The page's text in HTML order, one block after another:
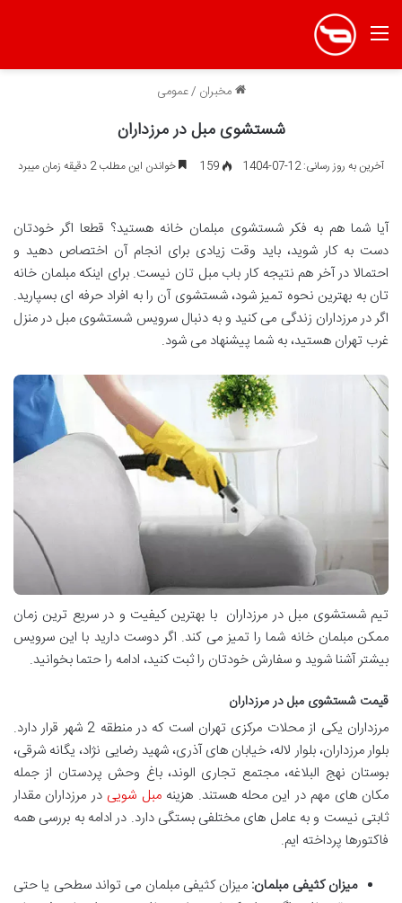
منو
مخبران /عمومی
شستشوی مبل در مرزداران
آخرین به روز رسانی: 12-07-1404 159 خواندن این مطلب 2 دقیقه زمان میبرد
آیا شما هم به فکر شستشوی مبلمان خانه هستید؟ قطعا اگر خودتان
دست به کار شوید، باید وقت زیادی برای انجام آن اختصاص دهید و
احتمالا در آخر هم نتیجه کار باب مبل تان نیست. برای اینکه مبلمان خانه
تان به بهترین نحوه تمیز شود، شستشوی آن را به افراد حرفه ای بسپارید.
اگر در مرزداران زندگی می کنید و به دنبال سرویس شستشوی مبل در منزل
غرب تهران هستید، به شما پیشنهاد می شود.
تیم شستشوی مبل در مرزداران با بهترین کیفیت و در سریع ترین زمان
ممکن مبلمان خانه شما را تمیز می کند. اگر دوست دارید با این سرویس
بیشتر آشنا شوید و سفارش خودتان را ثبت کنید، ادامه را حتما بخوانید.
قیمت شستشوی مبل در مرزداران
مرزداران یکی از محلات مرکزی تهران است که در منطقه 2 شهر قرار دارد.
بلوار مرزداران، بلوار لاله، خیابان های آذری، شهید رضایی نژاد، یگانه شرقی،
بوستان نهج البلاغه، مجتمع تجاری الوند، باغ وحش پردستان از جمله
مکان های مهم در این محله هستند. هزینهمبل شویی در مرزداران مقدار
ثابتی نیست و به عامل های مختلفی بستگی دارد. در ادامه به بررسی همه
فاکتورها پرداخته ایم.
میزان کثیفی مبلمان: میزان کثیفی مبلمان می تواند سطحی یا حتی